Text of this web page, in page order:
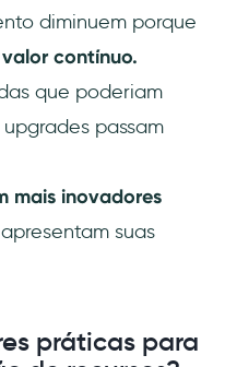
diminuem porque
contínuo.
que poderiam
passam
mais inovadores
suas
práticas para